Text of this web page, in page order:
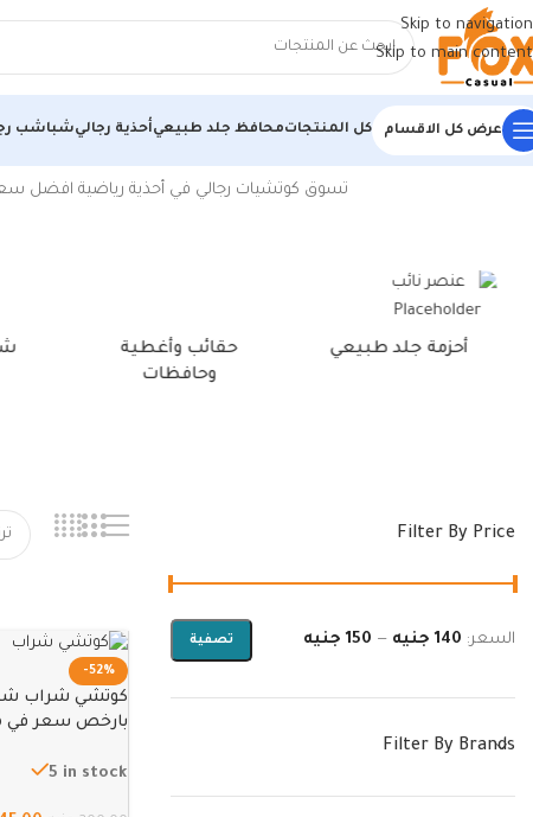
Skip to navigation
Skip to main content
عرض كل الاقسام كل المنتجاتمحافظ جلد طبيعيأحذية رجاليشباشب
الرئيسية/منتجات تحت الوسم “كوتشي شراب رجالي طويل”
تسوق كوتشيات رجالي في أحذية رياضية افضل
أحزمة جلد طبيعي
حقائب وأغطية
وحافظات
Filter By Price
تصفية السعر: 140 جنيه — 150 جنيه
Filter By Brands
-52%
كوتشي شراب
بارخص سعر في
5 in stock